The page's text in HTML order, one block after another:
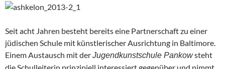
Seit acht Jahren besteht bereits eine Partnerschaft zu einer
jüdischen Schule mit künstlerischer Ausrichtung in Baltimore.
Einem Austausch mit derJugendkunstschule Pankowsteht